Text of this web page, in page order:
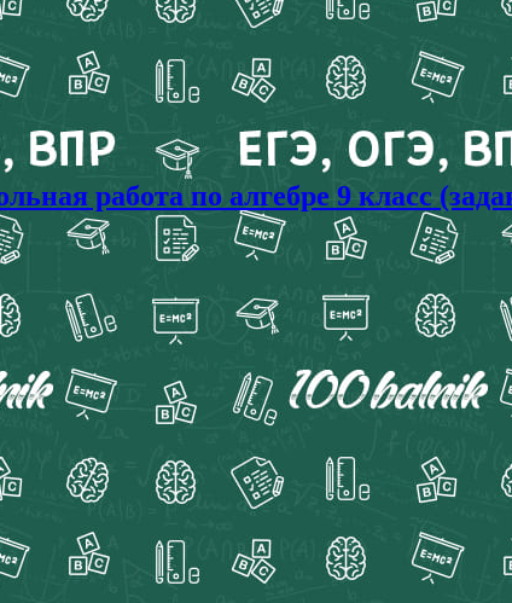
работа по алгебре 9 класс